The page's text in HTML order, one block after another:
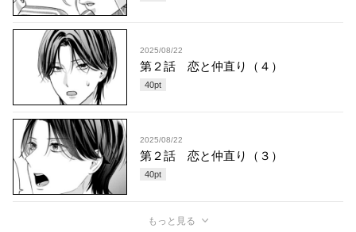
2025/08/22
第２話 恋と仲直り（４）
40pt
2025/08/22
第２話 恋と仲直り（３）
40pt
もっと見る